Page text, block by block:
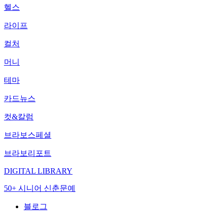
헬스
라이프
컬처
머니
테마
카드뉴스
컷&칼럼
브라보스페셜
브라보리포트
DIGITAL LIBRARY
50+ 시니어 신춘문예
블로그